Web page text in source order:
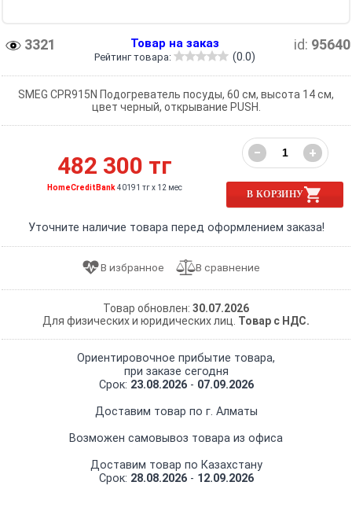
3321 id: 95640
Товар на заказ
Рейтинг товара: (0.0)
SMEG CPR915N Подогреватель посуды, 60 см, высота 14 см,
цвет черный, открывание PUSH.
482 300 тг
HomeCreditBank40191 тг x 12 мес
− +
В КОРЗИНУ
Уточните наличие товара перед оформлением заказа!
Товар обновлен: 30.07.2026
Для физических и юридических лиц. Товар с НДС.
Ориентировочное прибытие товара,
при заказе сегодня
Срок: 23.08.2026- 07.09.2026
Доставим товар по г. Алматы
Возможен самовывоз товара из офиса
Доставим товар по Казахстану
Срок: 28.08.2026- 12.09.2026